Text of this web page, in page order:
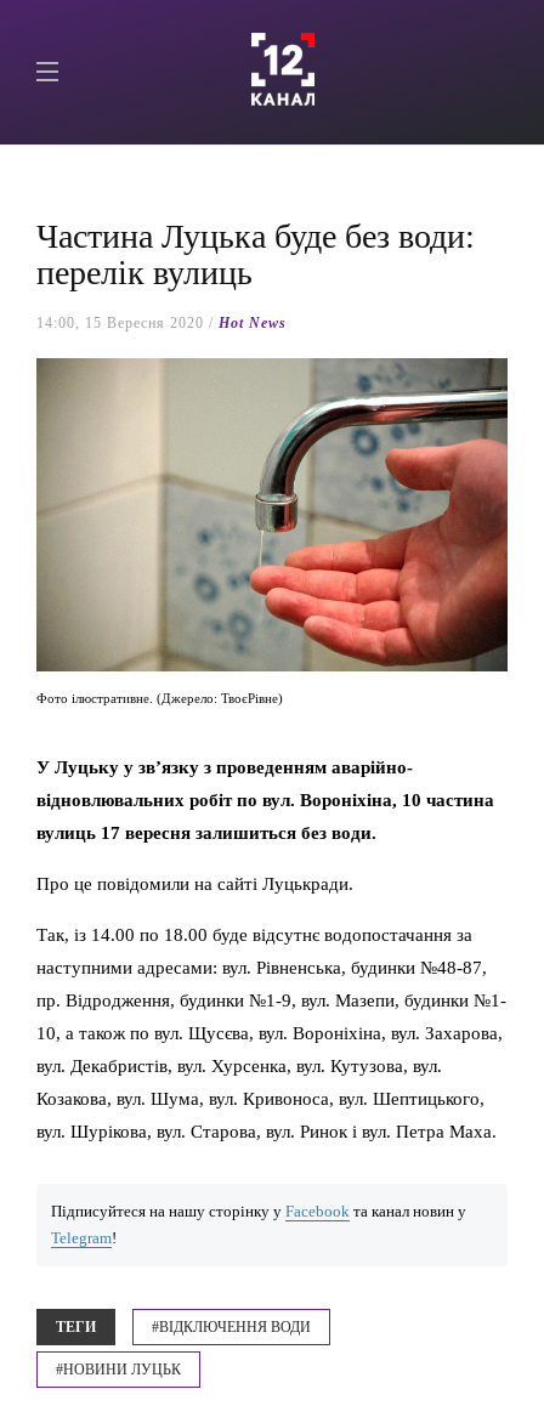
Частина Луцька буде без води:
перелік вулиць
14:00, 15 Вересня 2020 / Hot News
Фото ілюстративне. (Джерело: ТвоєРівне)
У Луцьку у зв’язку з проведенням аварійно-
відновлювальних робіт по вул. Вороніхіна, 10 частина
вулиць 17 вересня залишиться без води.
Про це повідомили на сайті Луцькради.
Так, із 14.00 по 18.00 буде відсутнє водопостачання за
наступними адресами: вул. Рівненська, будинки №48-87,
пр. Відродження, будинки №1-9, вул. Мазепи, будинки №1-
10, а також по вул. Щусєва, вул. Вороніхіна, вул. Захарова,
вул. Декабристів, вул. Хурсенка, вул. Кутузова, вул.
Козакова, вул. Шума, вул. Кривоноса, вул. Шептицького,
вул. Шурікова, вул. Старова, вул. Ринок і вул. Петра Маха.
Підписуйтеся на нашу сторінку у Facebook та канал новин у
Telegram!
ТЕГИ #ВІДКЛЮЧЕННЯ ВОДИ
#НОВИНИ ЛУЦЬК